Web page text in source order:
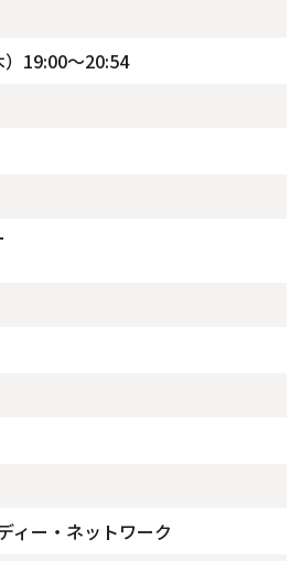
19:00～20:54
ィー・ネットワーク